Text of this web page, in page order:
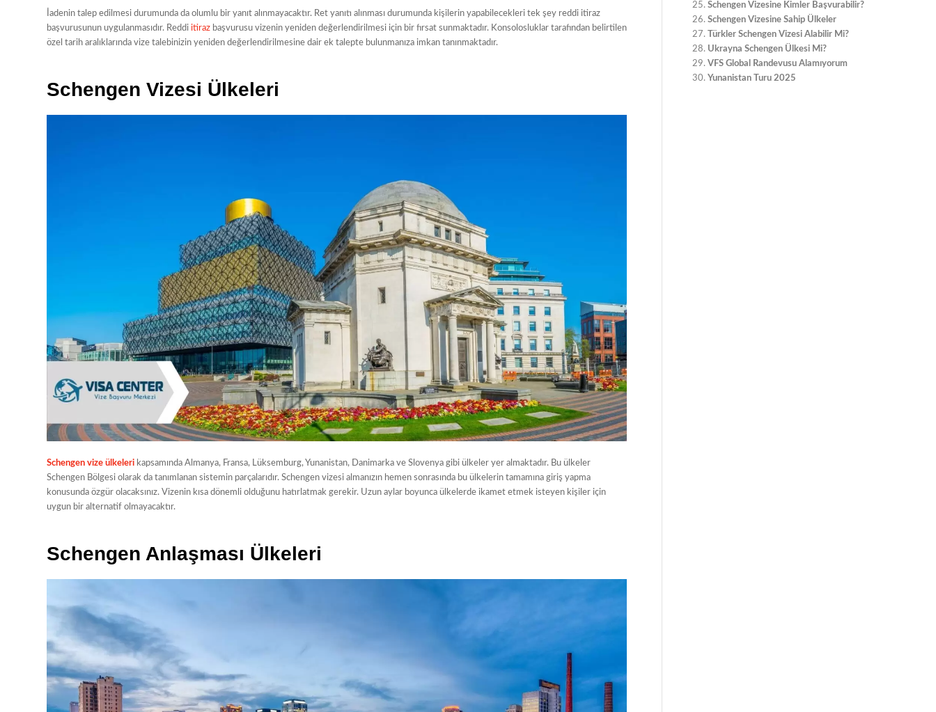
İadenin talep edilmesi durumunda da olumlu bir yanıt alınmayacaktır. Ret yanıtı alınması durumunda kişilerin yapabilecekleri tek şey reddi itiraz
başvurusunun uygulanmasıdır. Reddi itiraz başvurusu vizenin yeniden değerlendirilmesi için bir fırsat sunmaktadır. Konsolosluklar tarafından belirtilen
özel tarih aralıklarında vize talebinizin yeniden değerlendirilmesine dair ek talepte bulunmanıza imkan tanınmaktadır.
Schengen Vizesi Ülkeleri
Schengen vize ülkeleri kapsamında Almanya, Fransa, Lüksemburg, Yunanistan, Danimarka ve Slovenya gibi ülkeler yer almaktadır. Bu ülkeler
Schengen Bölgesi olarak da tanımlanan sistemin parçalarıdır. Schengen vizesi almanızın hemen sonrasında bu ülkelerin tamamına giriş yapma
konusunda özgür olacaksınız. Vizenin kısa dönemli olduğunu hatırlatmak gerekir. Uzun aylar boyunca ülkelerde ikamet etmek isteyen kişiler için
uygun bir alternatif olmayacaktır.
Schengen Anlaşması Ülkeleri
Schengen Vizesine Kimler Başvurabilir?
Schengen Vizesine Sahip Ülkeler
Türkler Schengen Vizesi Alabilir Mi?
Ukrayna Schengen Ülkesi Mi?
VFS Global Randevusu Alamıyorum
Yunanistan Turu 2025